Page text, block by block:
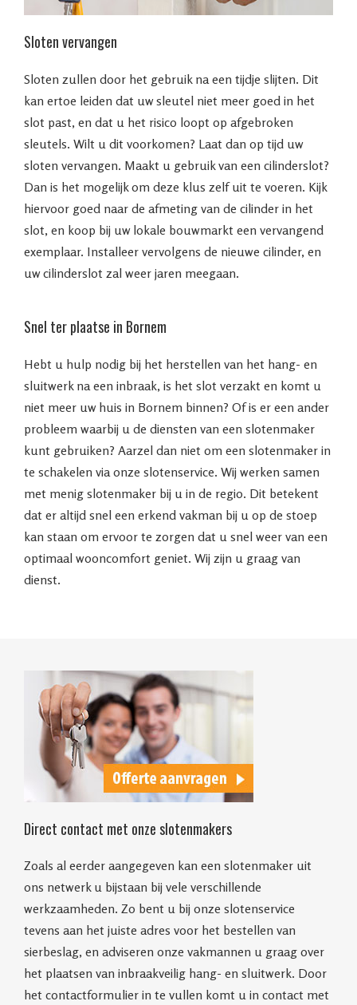
Sloten vervangen
Sloten zullen door het gebruik na een tijdje slijten. Dit
kan ertoe leiden dat uw sleutel niet meer goed in het
slot past, en dat u het risico loopt op afgebroken
sleutels. Wilt u dit voorkomen? Laat dan op tijd uw
sloten vervangen. Maakt u gebruik van een cilinderslot?
Dan is het mogelijk om deze klus zelf uit te voeren. Kijk
hiervoor goed naar de afmeting van de cilinder in het
slot, en koop bij uw lokale bouwmarkt een vervangend
exemplaar. Installeer vervolgens de nieuwe cilinder, en
uw cilinderslot zal weer jaren meegaan.
Snel ter plaatse in Bornem
Hebt u hulp nodig bij het herstellen van het hang- en
sluitwerk na een inbraak, is het slot verzakt en komt u
niet meer uw huis in Bornem binnen? Of is er een ander
probleem waarbij u de diensten van een slotenmaker
kunt gebruiken? Aarzel dan niet om een slotenmaker in
te schakelen via onze slotenservice. Wij werken samen
met menig slotenmaker bij u in de regio. Dit betekent
dat er altijd snel een erkend vakman bij u op de stoep
kan staan om ervoor te zorgen dat u snel weer van een
optimaal wooncomfort geniet. Wij zijn u graag van
dienst.
Direct contact met onze slotenmakers
Zoals al eerder aangegeven kan een slotenmaker uit
ons netwerk u bijstaan bij vele verschillende
werkzaamheden. Zo bent u bij onze slotenservice
tevens aan het juiste adres voor het bestellen van
sierbeslag, en adviseren onze vakmannen u graag over
het plaatsen van inbraakveilig hang- en sluitwerk. Door
het contactformulier in te vullen komt u in contact met